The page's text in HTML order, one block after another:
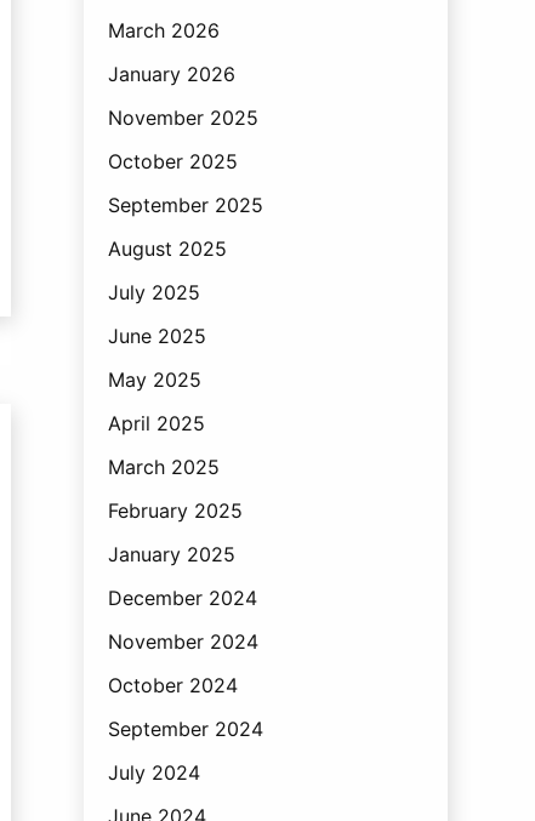
March 2026
January 2026
November 2025
October 2025
September 2025
August 2025
July 2025
June 2025
May 2025
April 2025
March 2025
February 2025
January 2025
December 2024
November 2024
October 2024
September 2024
July 2024
June 2024